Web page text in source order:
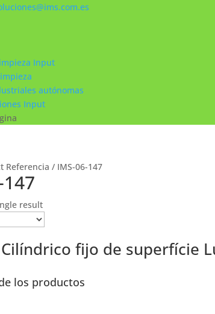
Input
autónomas
Input
Referencia / IMS-06-147
result
fijo de superfície
los productos